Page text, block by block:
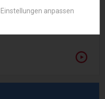
Einstellungen anpassen